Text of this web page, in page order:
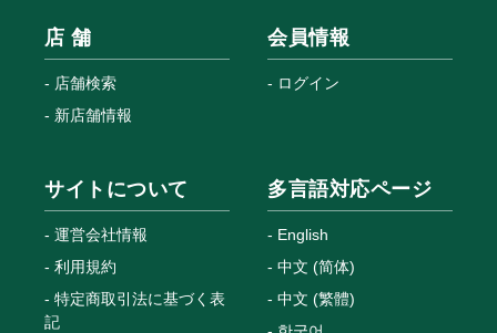
店 舗
店舗検索
新店舗情報
会員情報
ログイン
サイトについて
運営会社情報
利用規約
特定商取引法に基づく表
記
多言語対応ページ
English
中文 (简体)
中文 (繁體)